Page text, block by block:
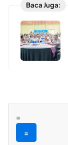
Baca Juga:
=
=